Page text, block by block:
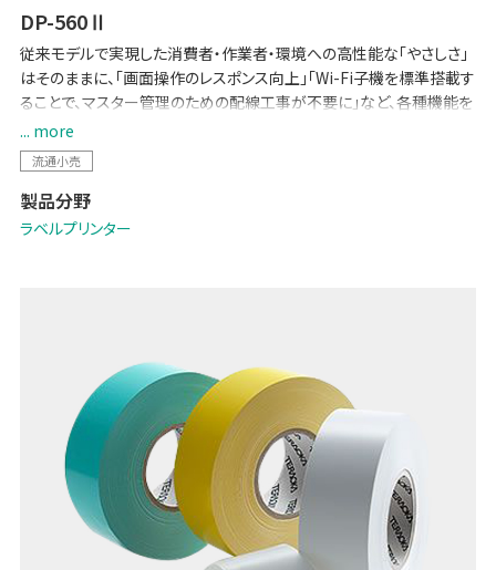
DP-560Ⅱ
従来モデルで実現した消費者・作業者・環境への高性能な「やさしさ」
はそのままに、「画面操作のレスポンス向上」「Wi-Fi子機を標準搭載す
ることで、マスター管理のための配線工事が不要に」など、各種機能を
強化しました。POSとのデータ連携で生鮮バックルームの少人数運用
を可能にする「生鮮向け生販管理ソリューション -Pack on Time-」や
「TERAOKA IoT サービス」にも対応しています。
... more
流通小売
製品分野
ラベルプリンター